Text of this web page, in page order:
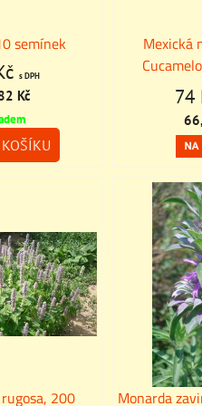
semínek
s DPH
Kč
Mexická
74
200 Monarda